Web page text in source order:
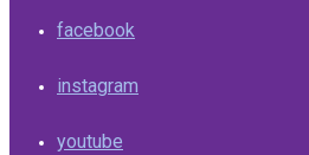
facebook
instagram
youtube